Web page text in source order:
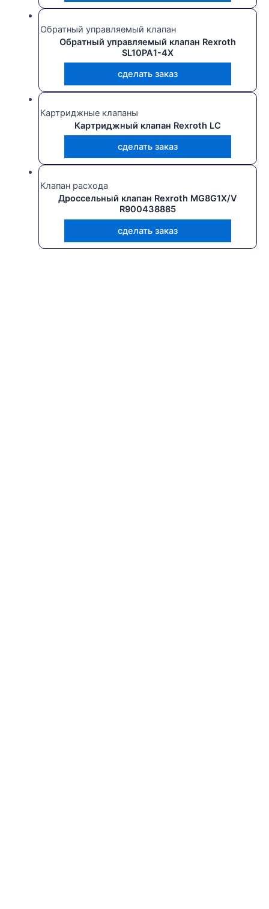
Обратный управляемый клапан
Обратный управляемый клапан Rexroth
SL10PA1-4X
сделать заказ
Картриджные клапаны
Картриджный клапан Rexroth LC
сделать заказ
Клапан расхода
Дроссельный клапан Rexroth MG8G1X/V
R900438885
сделать заказ